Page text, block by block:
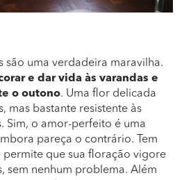
são uma verdadeira maravilha.
e dar vida às varandas e
o outono. Uma flor delicada
mas bastante resistente às
Sim, o amor-perfeito é uma
pareça o contrário. Tem
permite que sua floração vigore
sem nenhum problema. Além